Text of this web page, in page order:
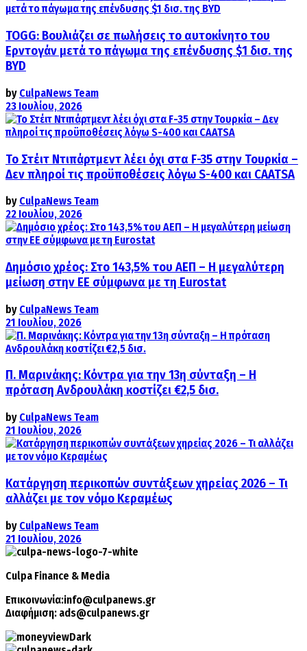
TOGG: Βουλιάζει σε πωλήσεις το αυτοκίνητο του
Ερντογάν μετά το πάγωμα της επένδυσης $1 δισ. της
BYD
by CulpaNews Team
23 Ιουλίου, 2026
Το Στέιτ Ντιπάρτμεντ λέει όχι στα F-35 στην Τουρκία –
Δεν πληροί τις προϋποθέσεις λόγω S-400 και CAATSA
by CulpaNews Team
22 Ιουλίου, 2026
Δημόσιο χρέος: Στο 143,5% του ΑΕΠ – Η μεγαλύτερη
μείωση στην ΕΕ σύμφωνα με τη Eurostat
by CulpaNews Team
21 Ιουλίου, 2026
Π. Μαρινάκης: Κόντρα για την 13η σύνταξη – Η
πρόταση Ανδρουλάκη κοστίζει €2,5 δισ.
by CulpaNews Team
21 Ιουλίου, 2026
Κατάργηση περικοπών συντάξεων χηρείας 2026 – Τι
αλλάζει με τον νόμο Κεραμέως
by CulpaNews Team
21 Ιουλίου, 2026
Culpa Finance & Media
Επικοινωνία:info@culpanews.gr
Διαφήμιση: ads@culpanews.gr